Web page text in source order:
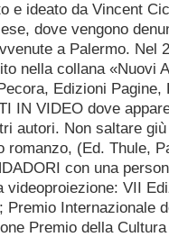
e ideato da Vincent
dove vengono
a Palermo.
nella collana «Nuovi
Edizioni Pagine,
IN VIDEO dove
autori. Non saltare
romanzo, (Ed. Thule,
con una
videoproiezione: VII
Premio Internazionale
Premio della